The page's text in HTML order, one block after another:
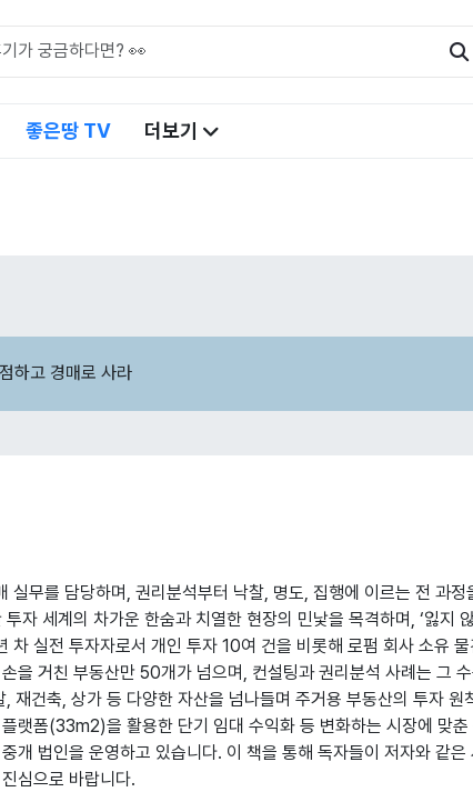
좋은땅 TV 더보기
하고 경매로 사라
무를 담당하며, 권리분석부터 낙찰, 명도, 집행에 이르는 전 과
자 세계의 차가운 한숨과 치열한 현장의 민낯을 목격하며, ‘잃지
실전 투자자로서 개인 투자 10여 건을 비롯해 로펌 회사 소유
을 거친 부동산만 50개가 넘으며, 컨설팅과 권리분석 사례는 그
재건축, 상가 등 다양한 자산을 넘나들며 주거용 부동산의 투자
랫폼(33m2)을 활용한 단기 임대 수익화 등 변화하는 시장에 맞
개 법인을 운영하고 있습니다. 이 책을 통해 독자들이 저자와 같
심으로 바랍니다.